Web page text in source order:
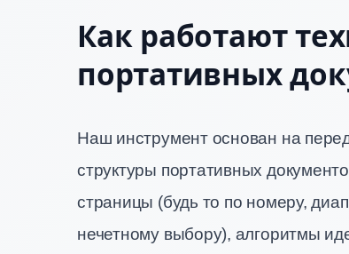
Как работают
портативных
Наш инструмент основан на
структуры портативных
страницы (будь то по номеру,
нечетному выбору), алгоритмы